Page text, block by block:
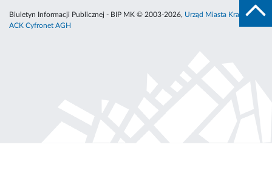
Biuletyn Informacji Publicznej - BIP MK © 2003-2026, Urząd Miasta Krakowa
ACK Cyfronet AGH